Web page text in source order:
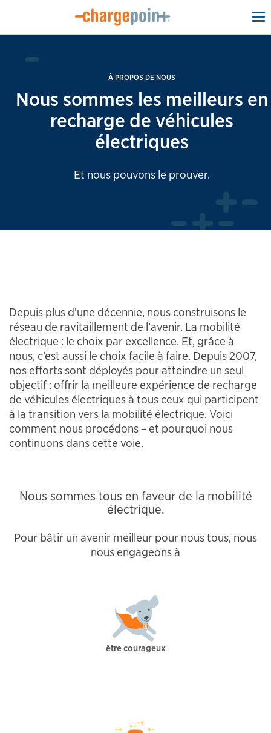
À PROPOS DE NOUS
Nous sommes les meilleurs en
recharge de véhicules
électriques
Et nous pouvons le prouver.
Depuis plus d’une décennie, nous construisons le
réseau de ravitaillement de l’avenir. La mobilité
électrique : le choix par excellence. Et, grâce à
nous, c’est aussi le choix facile à faire. Depuis 2007,
nos efforts sont déployés pour atteindre un seul
objectif : offrir la meilleure expérience de recharge
de véhicules électriques à tous ceux qui participent
à la transition vers la mobilité électrique. Voici
comment nous procédons – et pourquoi nous
continuons dans cette voie.
Nous sommes tous en faveur de la mobilité
électrique.
Pour bâtir un avenir meilleur pour nous tous, nous
nous engageons à
être courageux